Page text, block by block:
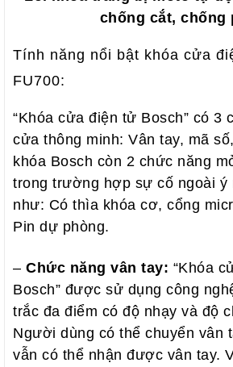
chống cắt, chống
Tính năng nổi bật khóa cửa
FU700:
“Khóa cửa điện tử Bosch” có 3
cửa thông minh: Vân tay, mã
khóa Bosch còn 2 chức năng
trong trường hợp sự cố ngoài ý
như: Có thìa khóa cơ, cổng
Pin dự phòng.
– Chức năng vân tay: “Khóa
Bosch” được sử dụng công
trắc đa điểm có độ nhạy và độ
Người dùng có thể chuyển vân
vẫn có thể nhận được vân tay.